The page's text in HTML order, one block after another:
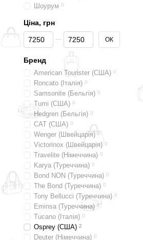
Шоурум 0
Ціна, грн
Від Ціна, грн
До Ціна, грн ОК
Бренд
American Tourister (США) 0
Roncato (Італія) 0
Samsonite (Бельгія) 0
Tumi (США) 0
Hedgren (Бельгія) 0
CAT (США) 0
Wenger (Швейцарія) 0
Victorinox (Швейцарія) 0
Travelite (Німеччина) 0
Karya (Туреччина) 0
Bond NON (Туреччина) 0
The Bond (Туреччина) 0
Tony Bellucci (Туреччина) 0
Eminsa (Туреччина) 0
Tucano (Італія) 0
Osprey (США) 2
Deuter (Німеччина) 0